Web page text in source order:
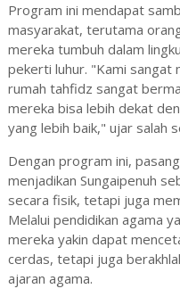
Program ini mendapat
masyarakat, terutama
mereka tumbuh dalam
pekerti luhur. "Kami sangat
rumah tahfidz sangat
mereka bisa lebih dekat
yang lebih baik," ujar salah
Dengan program ini,
menjadikan Sungaipenuh
secara fisik, tetapi juga
Melalui pendidikan agama
mereka yakin dapat
cerdas, tetapi juga
ajaran agama.